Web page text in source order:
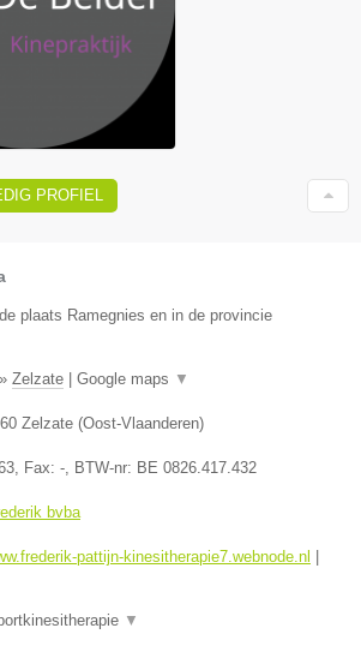
PROFIEL
plaats Ramegnies en in de provincie
» Zelzate | Google maps ▼
Zelzate (Oost-Vlaanderen)
, Fax: - , BTW-nr: BE 0826.417.432
bvba
pattijn-kinesitherapie7.webnode.nl |
▼